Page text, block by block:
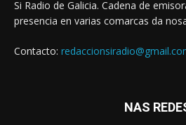
Si Radio de Galicia. Cadena de
presencia en varias comarcas da
Contacto:
NAS